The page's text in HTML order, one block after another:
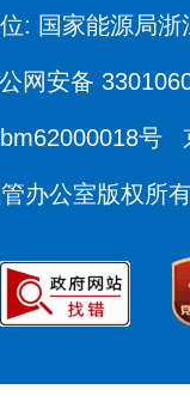
: 国家能源局浙
网安备
号
办公室版权所